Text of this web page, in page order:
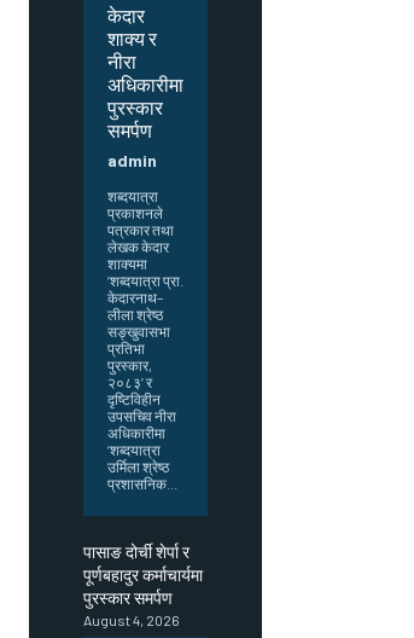
केदार
शाक्य र
नीरा
अधिकारीमा
पुरस्कार
समर्पण
admin
शब्दयात्रा
प्रकाशनले
पत्रकार तथा
लेखक केदार
शाक्यमा
‘शब्दयात्रा प्रा.
केदारनाथ–
लीला श्रेष्ठ
सङ्खुवासभा
प्रतिभा
पुरस्कार,
२०८३’ र
दृष्टिविहीन
उपसचिव नीरा
अधिकारीमा
‘शब्दयात्रा
उर्मिला श्रेष्ठ
प्रशासनिक...
पासाङ दोर्ची शेर्पा र
पूर्णबहादुर कर्माचार्यमा
पुरस्कार समर्पण
August 4, 2026